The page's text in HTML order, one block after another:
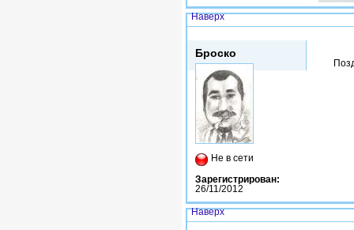
Наверх
Броско
Не в сети
Зарегистрирован:
26/11/2012
Наверх